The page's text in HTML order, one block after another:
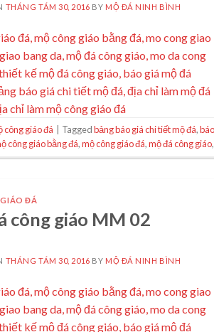
THÁNG TÁM 30, 2016 BY MỘ ĐÁ NINH BÌNH
công giáo đá Taggedbảng báo giá chi tiết mộ đá,
công giáo bằng đá,mộ công giáo đá,mộ đá công giáo
ĐÁ
công giáo MM 02
THÁNG TÁM 30, 2016 BY MỘ ĐÁ NINH BÌNH